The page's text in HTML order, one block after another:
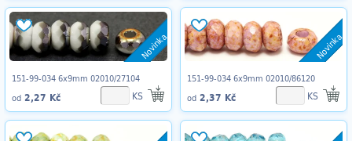
Novinka
151-99-034 6x9mm 02010/27104
od 2,27 Kč KS
Novinka
151-99-034 6x9mm 02010/86120
od 2,37 Kč KS